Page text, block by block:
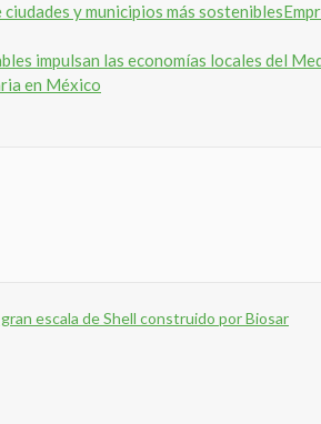
impulsan las economías locales del
en México
escala de Shell construido por Biosar